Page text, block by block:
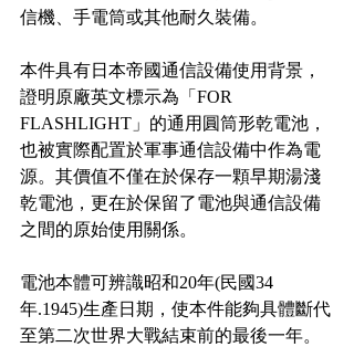
信機、手電筒或其他耐久裝備。
本件具有日本帝國通信設備使用背景，
證明原廠英文標示為「FOR
FLASHLIGHT」的通用圓筒形乾電池，
也被實際配置於軍事通信設備中作為電
源。其價值不僅在於保存一顆早期湯淺
乾電池，更在於保留了電池與通信設備
之間的原始使用關係。
電池本體可辨識昭和20年(民國34
年.1945)生產日期，使本件能夠具體斷代
至第二次世界大戰結束前的最後一年。